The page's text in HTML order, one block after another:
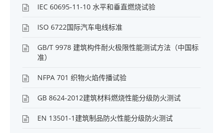
IEC 60695-11-10 水平和垂直燃烧试验
ISO 6722国际汽车电线标准
GB/T 9978 建筑构件耐火极限性能测试方法（中国标
准）
NFPA 701 织物火焰传播试验
GB 8624-2012建筑材料燃烧性能分级防火测试
EN 13501-1建筑制品防火性能分级防火测试